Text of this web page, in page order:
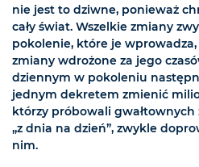
nie jest to dziwne, ponieważ
cały świat. Wszelkie zmiany
pokolenie, które je
zmiany wdrożone za jego
dziennym w pokoleniu
jednym dekretem zmienić
którzy próbowali gwałtownych
„z dnia na dzień”, zwykle
nim.